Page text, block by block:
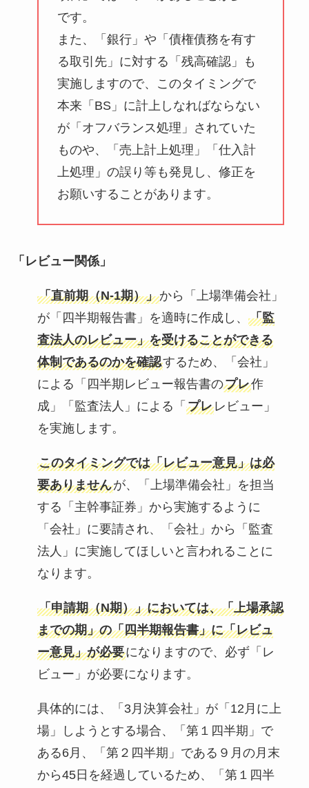
です。
また、「銀行」や「債権債務を有す
る取引先」に対する「残高確認」も
実施しますので、このタイミングで
本来「BS」に計上しなればならない
が「オフバランス処理」されていた
ものや、「売上計上処理」「仕入計
上処理」の誤り等も発見し、修正を
お願いすることがあります。
「レビュー関係」
「直前期（N-1期）」から「上場準備会社」
が「四半期報告書」を適時に作成し、 「監
査法人のレビュー」を受けることができる
体制であるのかを確認するため、「会社」
による「四半期レビュー報告書のプレ作
成」「監査法人」による「 プレレビュー」
を実施します。
このタイミングでは「レビュー意見」は必
要ありませんが、「上場準備会社」を担当
する「主幹事証券」から実施するように
「会社」に要請され、「会社」から「監査
法人」に実施してほしいと言われることに
なります。
「申請期（N期）」においては、「上場承認
までの期」の「四半期報告書」に「レビュ
ー意見」が必要になりますので、必ず「レ
ビュー」が必要になります。
具体的には、「3月決算会社」が「12月に上
場」しようとする場合、「第１四半期」で
ある6月、「第２四半期」である９月の月末
から45日を経過しているため、「第１四半